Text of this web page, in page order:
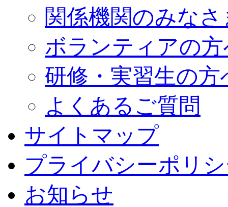
関係機関のみな
ボランティアの
研修・実習生の方
よくあるご質問
サイトマップ
プライバシーポリ
お知らせ